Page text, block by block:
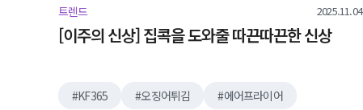
트렌드 2025.11.04
[이주의 신상] 집콕을 도와줄 따끈따끈한 신상
KF365 오징어튀김 에어프라이어